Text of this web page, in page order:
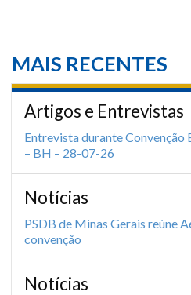
MAIS RECENTES
Artigos e Entrevistas
Entrevista durante Convenção
– BH – 28-07-26
Notícias
PSDB de Minas Gerais reúne
convenção
Notícias